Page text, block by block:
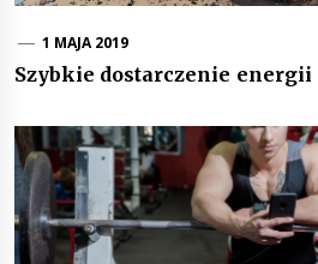
1 MAJA 2019
Szybkie dostarczenie energii